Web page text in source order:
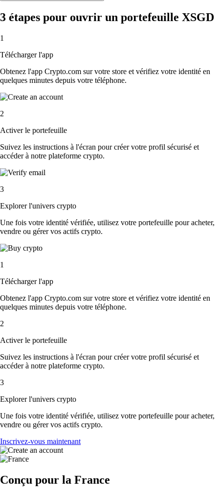
3 étapes pour ouvrir un portefeuille XSGD
1
Télécharger l'app
Obtenez l'app Crypto.com sur votre store et vérifiez votre identité en
quelques minutes depuis votre téléphone.
2
Activer le portefeuille
Suivez les instructions à l'écran pour créer votre profil sécurisé et
accéder à notre plateforme crypto.
3
Explorer l'univers crypto
Une fois votre identité vérifiée, utilisez votre portefeuille pour acheter,
vendre ou gérer vos actifs crypto.
1
Télécharger l'app
Obtenez l'app Crypto.com sur votre store et vérifiez votre identité en
quelques minutes depuis votre téléphone.
2
Activer le portefeuille
Suivez les instructions à l'écran pour créer votre profil sécurisé et
accéder à notre plateforme crypto.
3
Explorer l'univers crypto
Une fois votre identité vérifiée, utilisez votre portefeuille pour acheter,
vendre ou gérer vos actifs crypto.
Inscrivez-vous maintenant
Conçu pour la France